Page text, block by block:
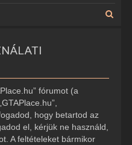
fórumot (a
hogy betartod az
el, kérjük ne használd,
A feltételeket bármikor